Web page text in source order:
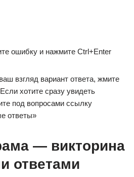
ошибку и нажмите Ctrl+Enter
взгляд вариант ответа, жмите
хотите сразу увидеть
под вопросами ссылку
ответы»
— викторина
ответами